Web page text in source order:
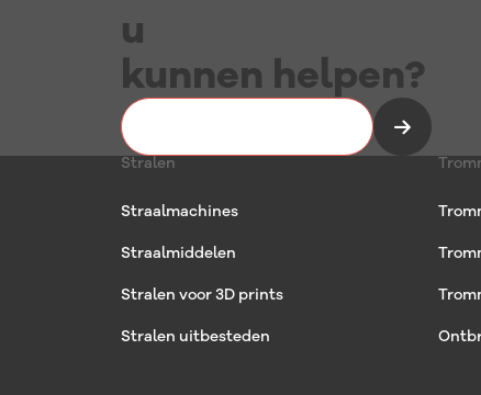
u
kunnen helpen?
Stralen
Straalmachines
Straalmiddelen
Stralen voor 3D prints
Stralen uitbesteden